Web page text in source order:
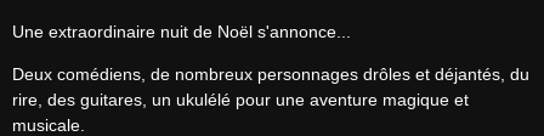
Une extraordinaire nuit de Noël s'annonce...
Deux comédiens, de nombreux personnages drôles et déjantés, du
rire, des guitares, un ukulélé pour une aventure magique et
musicale.